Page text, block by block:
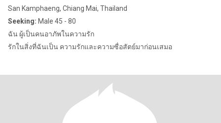
San Kamphaeng, Chiang Mai, Thailand
Seeking: Male 45 - 80
ฉัน ผู้เป็นคนอาภัพในความรัก
รักในสิ่งที่ฉันเป็น ความรักและความซื่อสัตย์มาก่อนเสมอ